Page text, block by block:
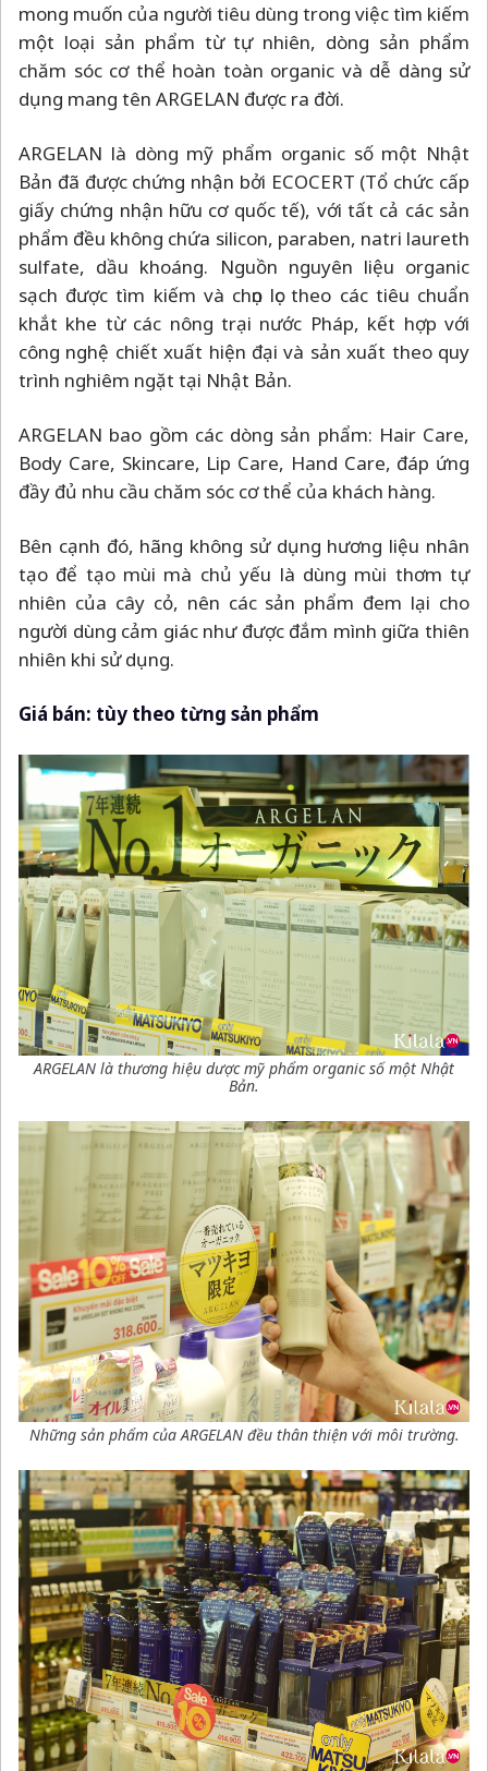
mong muốn của người tiêu dùng trong việc tìm kiếm
một loại sản phẩm từ tự nhiên, dòng sản phẩm
chăm sóc cơ thể hoàn toàn organic và dễ dàng sử
dụng mang tên ARGELAN được ra đời.
ARGELAN là dòng mỹ phẩm organic số một Nhật
Bản đã được chứng nhận bởi ECOCERT (Tổ chức cấp
giấy chứng nhận hữu cơ quốc tế), với tất cả các sản
phẩm đều không chứa silicon, paraben, natri laureth
sulfate, dầu khoáng. Nguồn nguyên liệu organic
sạch được tìm kiếm và chọn lọc theo các tiêu chuẩn
khắt khe từ các nông trại nước Pháp, kết hợp với
công nghệ chiết xuất hiện đại và sản xuất theo quy
trình nghiêm ngặt tại Nhật Bản.
ARGELAN bao gồm các dòng sản phẩm: Hair Care,
Body Care, Skincare, Lip Care, Hand Care, đáp ứng
đầy đủ nhu cầu chăm sóc cơ thể của khách hàng.
Bên cạnh đó, hãng không sử dụng hương liệu nhân
tạo để tạo mùi mà chủ yếu là dùng mùi thơm tự
nhiên của cây cỏ, nên các sản phẩm đem lại cho
người dùng cảm giác như được đắm mình giữa thiên
nhiên khi sử dụng.
Giá bán: tùy theo từng sản phẩm
ARGELAN là thương hiệu dược mỹ phẩm organic số một Nhật
Bản.
Những sản phẩm của ARGELAN đều thân thiện với môi trường.